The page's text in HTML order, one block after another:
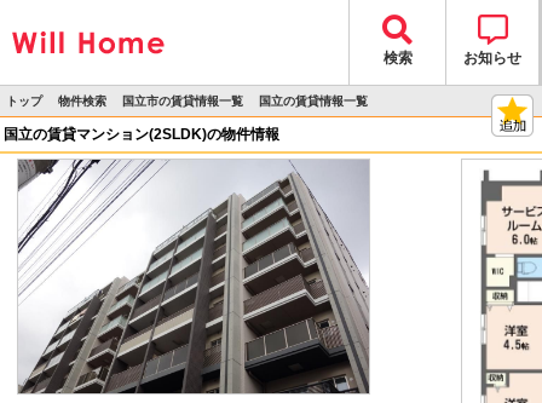
検索 お知らせ
トップ
>
物件検索
>
国立市の賃貸情報一覧
>
国立の賃貸情報一覧
>
国立の賃貸マンション(2SLDK)の物件情報